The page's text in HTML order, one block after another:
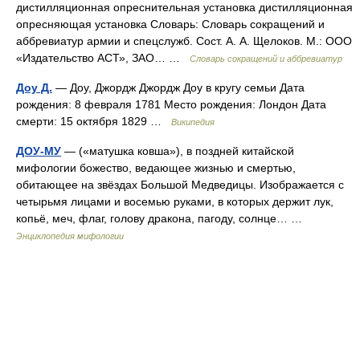
дистилляционная опреснительная установка дистилляционная
опресняющая установка Словарь: Словарь сокращений и
аббревиатур армии и спецслужб. Сост. А. А. Щелоков. М.: ООО
«Издательство АСТ», ЗАО… …
Словарь сокращений и аббревиатур
Доу Д. — Доу, Джордж Джордж Доу в кругу семьи Дата
рождения: 8 февраля 1781 Место рождения: Лондон Дата
смерти: 15 октября 1829 …
Википедия
ДОУ-МУ — («матушка ковша»), в поздней китайской
мифологии божество, ведающее жизнью и смертью,
обитающее на звёздах Большой Медведицы. Изображается с
четырьмя лицами и восемью руками, в которых держит лук,
копьё, меч, флаг, голову дракона, пагоду, солнце… …
Энциклопедия мифологии